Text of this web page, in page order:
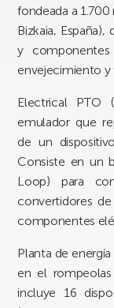
fondeada a
Bizkaia,
y
envejecimiento y
Electrical PTO
emulador que
de un
Consiste en un
Loop) para
convertidores
componentes
Planta de
en el
incluye 16